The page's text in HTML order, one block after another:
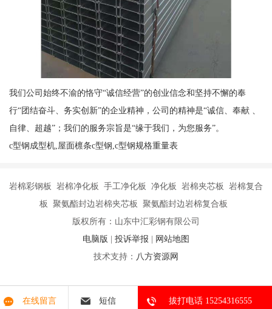
我们公司始终不渝的恪守“诚信经营”的创业信念和坚持不懈的奉
行“团结奋斗、务实创新”的企业精神，公司的精神是“诚信、奉献 、
自律、超越”；我们的服务宗旨是“缘于我们，为您服务”。
c型钢成型机,屋面檩条c型钢,c型钢规格重量表
岩棉彩钢板 岩棉净化板 手工净化板 净化板 岩棉夹芯板 岩棉复合
板 聚氨酯封边岩棉夹芯板 聚氨酯封边岩棉复合板
版权所有：山东中汇彩钢有限公司
电脑版 | 投诉举报 | 网站地图
技术支持： 八方资源网
在线留言 短信 拔打电话 15254316555